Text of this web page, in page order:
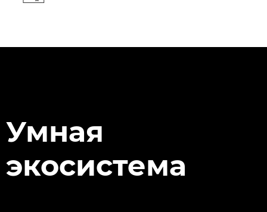
Умная
экосистема